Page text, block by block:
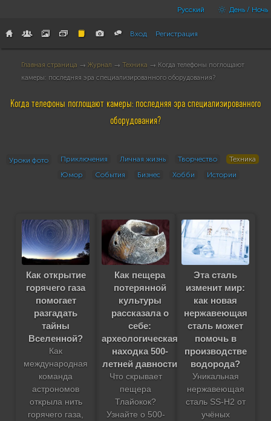
Русский День / Ночь
Вход Регистрация
Главная страница → Журнал → Техника → Когда телефоны поглощают
камеры: последняя эра специализированного оборудования?
Когда телефоны поглощают камеры: последняя эра специализированного
оборудования?
Уроки фото Приключения Личная жизнь Творчество
Техника
Юмор
События Бизнес Хобби Истории
Как открытие
горячего газа
помогает
разгадать
тайны
Вселенной?
Как
международная
команда
астрономов
открыла нить
горячего газа,
Как пещера
потерянной
культуры
рассказала о
себе:
археологическая
находка 500-
летней давности
Что скрывает
пещера
Тлайокок?
Узнайте о 500-
Эта сталь
изменит мир:
как новая
нержавеющая
сталь может
помочь в
производстве
водорода?
Уникальная
нержавеющая
сталь SS-H2 от
учёных